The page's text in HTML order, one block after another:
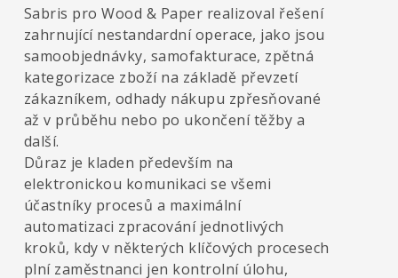
Sabris pro Wood & Paper realizoval řešení
zahrnující nestandardní operace, jako jsou
samoobjednávky, samofakturace, zpětná
kategorizace zboží na základě převzetí
zákazníkem, odhady nákupu zpřesňované
až v průběhu nebo po ukončení těžby a
další.
Důraz je kladen především na
elektronickou komunikaci se všemi
účastníky procesů a maximální
automatizaci zpracování jednotlivých
kroků, kdy v některých klíčových procesech
plní zaměstnanci jen kontrolní úlohu,